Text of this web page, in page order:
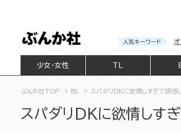
人気キーワード
少女・女性
ぶんか社TOP BL スパダリDKに欲情しすぎて困惑し
スパダリDKに欲情しすぎ